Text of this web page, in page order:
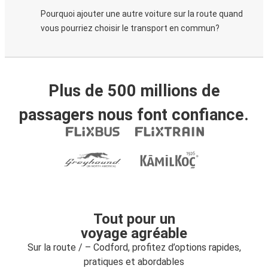
Pourquoi ajouter une autre voiture sur la route quand
vous pourriez choisir le transport en commun?
Plus de 500 millions de
passagers nous font confiance.
Tout pour un
voyage agréable
Sur la route / – Codford, profitez d’options rapides,
pratiques et abordables